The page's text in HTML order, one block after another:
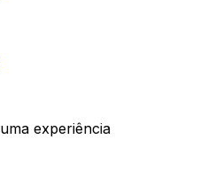
uma experiência